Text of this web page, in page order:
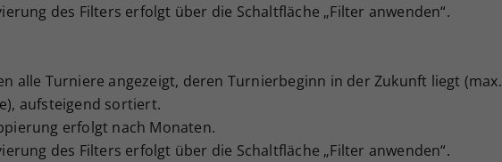
des Filters erfolgt über die Schaltfläche „Filter anwenden“.
alle Turniere angezeigt, deren Turnierbeginn in der Zukunft liegt (max.
aufsteigend sortiert.
erfolgt nach Monaten.
des Filters erfolgt über die Schaltfläche „Filter anwenden“.